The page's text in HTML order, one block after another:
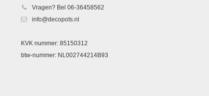
Vragen? Bel 06-36458562
info@decopots.nl
KVK nummer: 85150312
btw-nummer: NL002744214B93